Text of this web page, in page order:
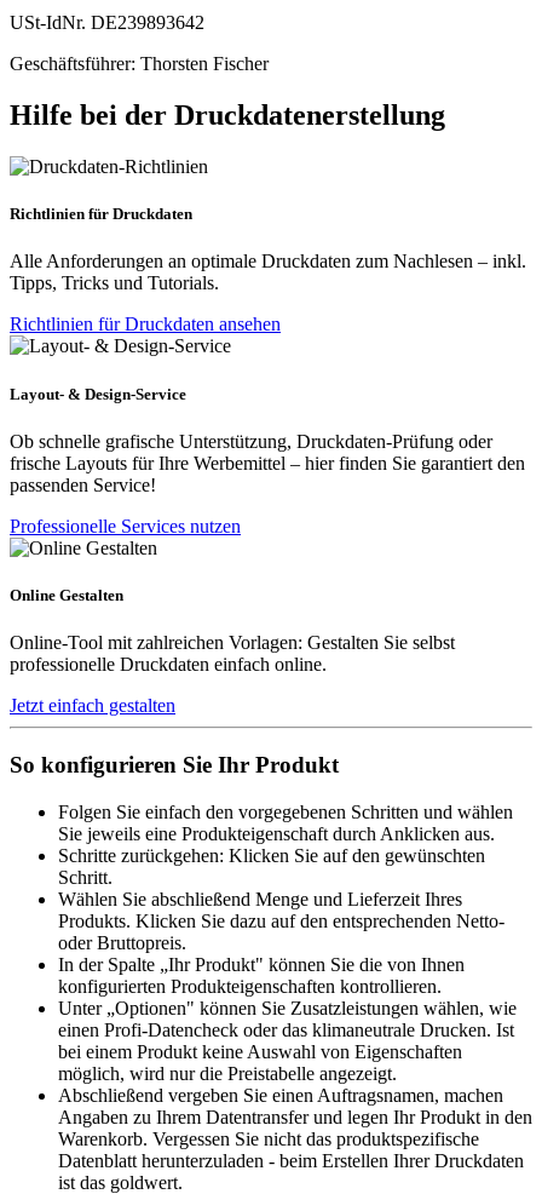
USt-IdNr. DE239893642
Geschäftsführer: Thorsten Fischer
Hilfe bei der Druckdatenerstellung
Richtlinien für Druckdaten
Alle Anforderungen an optimale Druckdaten zum Nachlesen – inkl.
Tipps, Tricks und Tutorials.
Richtlinien für Druckdaten ansehen
Layout- & Design-Service
Ob schnelle grafische Unterstützung, Druckdaten-Prüfung oder
frische Layouts für Ihre Werbemittel – hier finden Sie garantiert den
passenden Service!
Professionelle Services nutzen
Online Gestalten
Online-Tool mit zahlreichen Vorlagen: Gestalten Sie selbst
professionelle Druckdaten einfach online.
Jetzt einfach gestalten
So konfigurieren Sie Ihr Produkt
Folgen Sie einfach den vorgegebenen Schritten und wählen
Sie jeweils eine Produkteigenschaft durch Anklicken aus.
Schritte zurückgehen: Klicken Sie auf den gewünschten
Schritt.
Wählen Sie abschließend Menge und Lieferzeit Ihres
Produkts. Klicken Sie dazu auf den entsprechenden Netto-
oder Bruttopreis.
In der Spalte „Ihr Produkt" können Sie die von Ihnen
konfigurierten Produkteigenschaften kontrollieren.
Unter „Optionen" können Sie Zusatzleistungen wählen, wie
einen Profi-Datencheck oder das klimaneutrale Drucken. Ist
bei einem Produkt keine Auswahl von Eigenschaften
möglich, wird nur die Preistabelle angezeigt.
Abschließend vergeben Sie einen Auftragsnamen, machen
Angaben zu Ihrem Datentransfer und legen Ihr Produkt in den
Warenkorb. Vergessen Sie nicht das produktspezifische
Datenblatt herunterzuladen - beim Erstellen Ihrer Druckdaten
ist das goldwert.